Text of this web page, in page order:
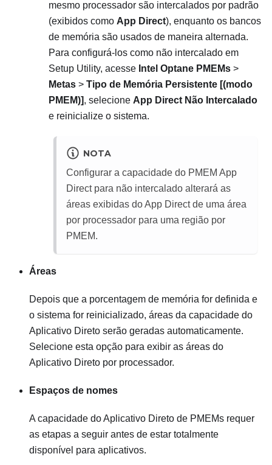
mesmo processador são intercalados por padrão
(exibidos como App Direct), enquanto os bancos
de memória são usados de maneira alternada.
Para configurá-los como não intercalado em
Setup Utility, acesse Intel Optane PMEMs >
Metas > Tipo de Memória Persistente [(modo
PMEM)], selecione App Direct Não Intercalado
e reinicialize o sistema.
NOTA
Configurar a capacidade do PMEM App
Direct para não intercalado alterará as
áreas exibidas do App Direct de uma área
por processador para uma região por
PMEM.
Áreas
Depois que a porcentagem de memória for definida e
o sistema for reinicializado, áreas da capacidade do
Aplicativo Direto serão geradas automaticamente.
Selecione esta opção para exibir as áreas do
Aplicativo Direto por processador.
Espaços de nomes
A capacidade do Aplicativo Direto de PMEMs requer
as etapas a seguir antes de estar totalmente
disponível para aplicativos.